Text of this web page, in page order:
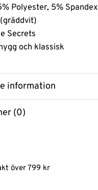
Polyester, 5% Spandex
Secrets
och klassisk
information
(0)
över 799 kr